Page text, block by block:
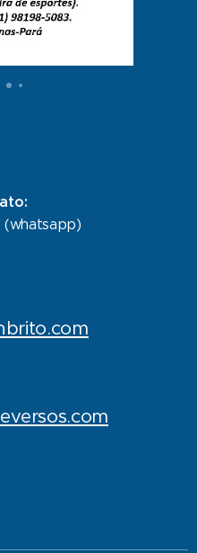
(whatsapp)